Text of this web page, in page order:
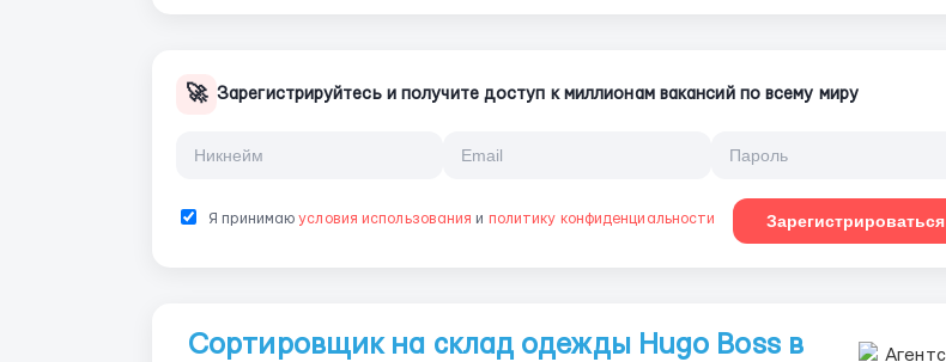
🚀 Зарегистрируйтесь и получите доступ к миллионам вакансий по всему миру
Я принимаюусловия использования и политику конфиденциальности Зарегистрироваться
Сортировщик на склад одежды Hugo Boss в